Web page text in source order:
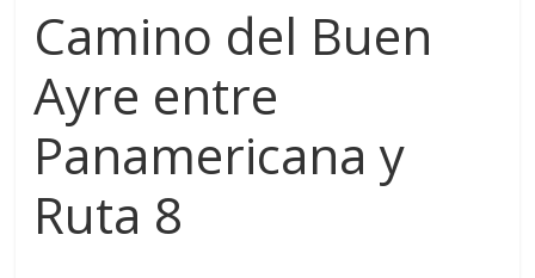
n
a
–
Camino del Buen
Ayre entre
Panamericana y
Ruta 8